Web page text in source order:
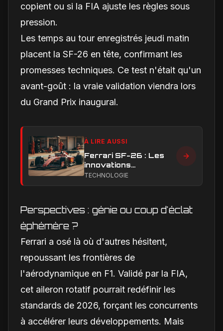
copient ou si la FIA ajuste les règles sous
pression.
Les temps au tour enregistrés jeudi matin
placent la SF-26 en tête, confirmant les
promesses techniques. Ce test n'était qu'un
avant-goût : la vraie validation viendra lors
du Grand Prix inaugural.
À LIRE AUSSI
Ferrari SF-26 : Les
innovations
aérodynamiques qui
TECHNOLOGIE
Perspectives : génie ou coup d'éclat
éphémère ?
Ferrari a osé là où d'autres hésitent,
repoussant les frontières de
l'aérodynamique en F1. Validé par la FIA,
cet aileron rotatif pourrait redéfinir les
standards de 2026, forçant les concurrents
à accélérer leurs développements. Mais